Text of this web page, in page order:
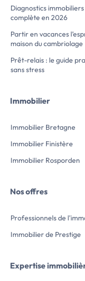
Diagnostics
complète en 2026
Partir en vacances
maison du cambriolage
Prêt-relais : le guide
sans stress
Immobilier
Immobilier Bretagne
Immobilier Finistère
Immobilier Rosporden
Nos offres
Professionnels de
Immobilier de Prestige
Expertise